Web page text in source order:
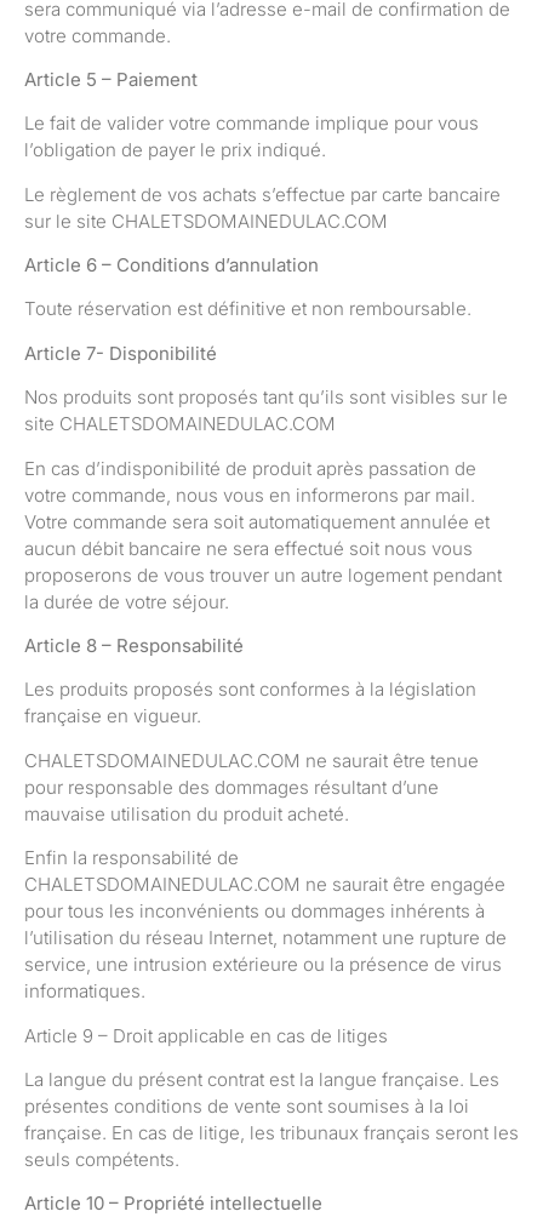
sera communiqué via l’adresse e-mail de confirmation de
votre commande.
Article 5 – Paiement
Le fait de valider votre commande implique pour vous
l’obligation de payer le prix indiqué.
Le règlement de vos achats s’effectue par carte bancaire
sur le site CHALETSDOMAINEDULAC.COM
Article 6 – Conditions d’annulation
Toute réservation est définitive et non remboursable.
Article 7- Disponibilité
Nos produits sont proposés tant qu’ils sont visibles sur le
site CHALETSDOMAINEDULAC.COM
En cas d’indisponibilité de produit après passation de
votre commande, nous vous en informerons par mail.
Votre commande sera soit automatiquement annulée et
aucun débit bancaire ne sera effectué soit nous vous
proposerons de vous trouver un autre logement pendant
la durée de votre séjour.
Article 8 – Responsabilité
Les produits proposés sont conformes à la législation
française en vigueur.
CHALETSDOMAINEDULAC.COM ne saurait être tenue
pour responsable des dommages résultant d’une
mauvaise utilisation du produit acheté.
Enfin la responsabilité de
CHALETSDOMAINEDULAC.COM ne saurait être engagée
pour tous les inconvénients ou dommages inhérents à
l’utilisation du réseau Internet, notamment une rupture de
service, une intrusion extérieure ou la présence de virus
informatiques.
Article 9 – Droit applicable en cas de litiges
La langue du présent contrat est la langue française. Les
présentes conditions de vente sont soumises à la loi
française. En cas de litige, les tribunaux français seront les
seuls compétents.
Article 10 – Propriété intellectuelle